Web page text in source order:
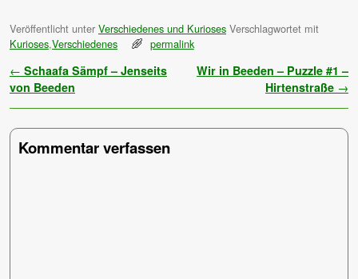
jenseits von Beeden. Wenn
jeder Auto fährt wie…
Veröffentlicht unter Verschiedenes und Kurioses Verschlagwortet mit
Kurioses,Verschiedenes permalink
Artikelnavigation
← Schaafa Sämpf – Jenseits
von Beeden
Wir in Beeden – Puzzle #1 –
Hirtenstraße →
Kommentar verfassen